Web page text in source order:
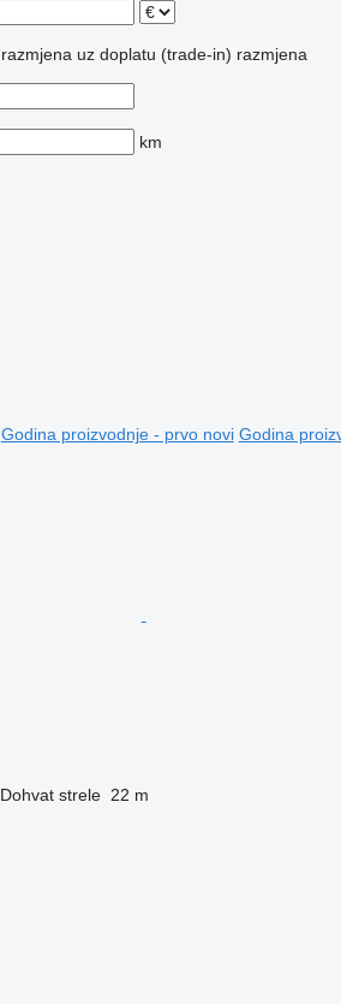
razmjena uz doplatu (trade-in) razmjena
km
Godina proizvodnje - prvo novi Godina
Dohvat strele 22 m